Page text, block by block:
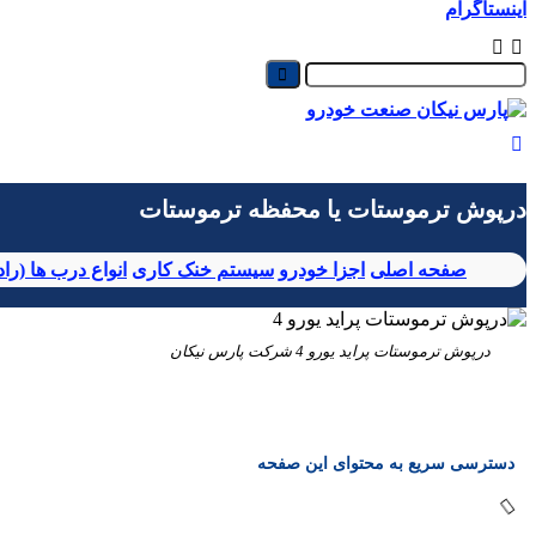
اینستاگرام
درپوش ترموستات یا محفظه ترموستات
صفحه اصلی اجزا خودرو سیستم خنک کاری انواع درب ها
درپوش ترموستات پراید یورو 4 شرکت پارس نیکان
دسترسی سریع به محتوای این صفحه